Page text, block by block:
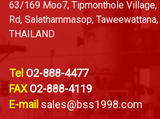
63/169 Moo7, Tipmonthole
Rd, Salathammasop,
THAILAND
Tel O2-888-4477
FAXO2-888-4119
E-mail sales@bss1998.com